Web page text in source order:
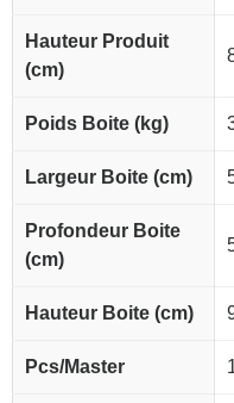
Hauteur Produit
(cm)
Poids Boite (kg)
Largeur Boite (cm)
Profondeur Boite
(cm)
Hauteur Boite (cm)
Pcs/Master